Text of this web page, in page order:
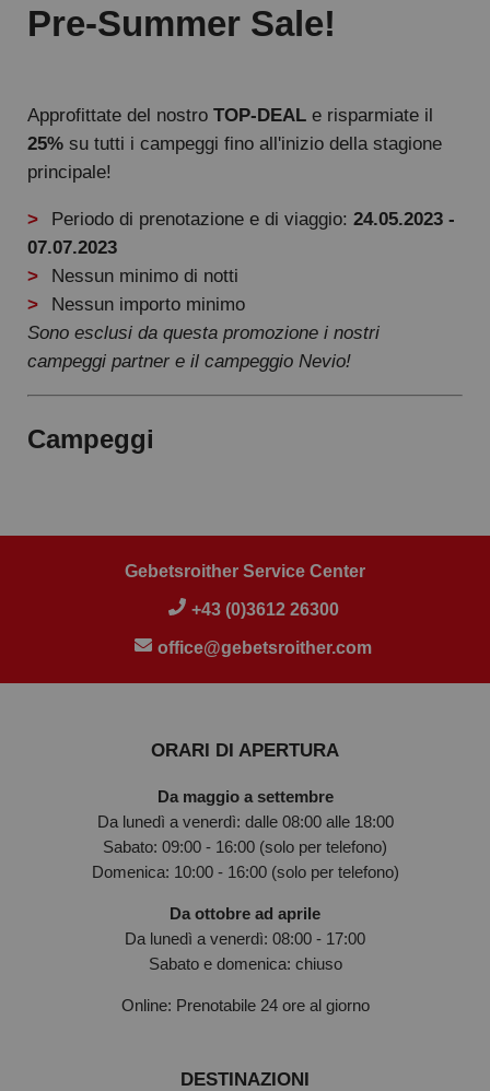
Pre-Summer Sale!
Approfittate del nostro TOP-DEAL e risparmiate il
25% su tutti i campeggi fino all'inizio della stagione
principale!
Periodo di prenotazione e di viaggio:24.05.2023 -
07.07.2023
Nessun minimo di notti
Nessun importo minimo
Sono esclusi da questa promozione i nostri
campeggi partner e il campeggio Nevio!
Campeggi
Gebetsroither Service Center
+43 (0)3612 26300
office@gebetsroither.com
ORARI DI APERTURA
Da maggio a settembre
Da lunedì a venerdì: dalle 08:00 alle 18:00
Sabato: 09:00 - 16:00 (solo per telefono)
Domenica: 10:00 - 16:00 (solo per telefono)
Da ottobre ad aprile
Da lunedì a venerdì: 08:00 - 17:00
Sabato e domenica: chiuso
Online: Prenotabile 24 ore al giorno
DESTINAZIONI